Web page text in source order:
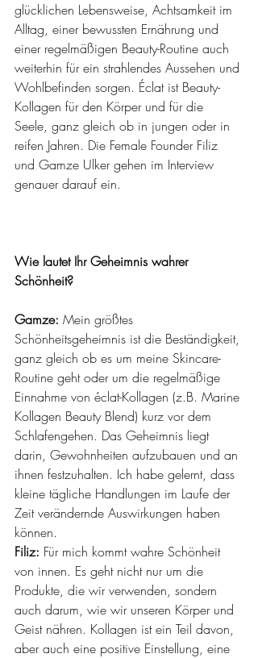
glücklichen Lebensweise, Achtsamkeit im
Alltag, einer bewussten Ernährung und
einer regelmäßigen Beauty-Routine auch
weiterhin für ein strahlendes Aussehen und
Wohlbefinden sorgen. Éclat ist Beauty-
Kollagen für den Körper und für die
Seele, ganz gleich ob in jungen oder in
reifen Jahren. Die Female Founder Filiz
und Gamze Ulker gehen im Interview
genauer darauf ein.
Wie lautet Ihr Geheimnis wahrer
Schönheit?
Gamze: Mein größtes
Schönheitsgeheimnis ist die Beständigkeit,
ganz gleich ob es um meine Skincare-
Routine geht oder um die regelmäßige
Einnahme von éclat-Kollagen (z.B. Marine
Kollagen Beauty Blend) kurz vor dem
Schlafengehen. Das Geheimnis liegt
darin, Gewohnheiten aufzubauen und an
ihnen festzuhalten. Ich habe gelernt, dass
kleine tägliche Handlungen im Laufe der
Zeit verändernde Auswirkungen haben
können.
Filiz: Für mich kommt wahre Schönheit
von innen. Es geht nicht nur um die
Produkte, die wir verwenden, sondern
auch darum, wie wir unseren Körper und
Geist nähren. Kollagen ist ein Teil davon,
aber auch eine positive Einstellung, eine